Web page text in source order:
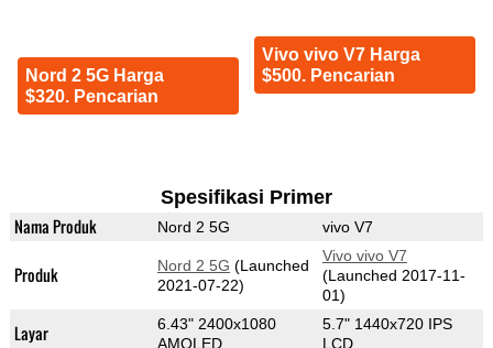
Nord 2 5G Harga
$320. Pencarian
Vivo vivo V7 Harga
$500. Pencarian
Spesifikasi Primer
Nama Produk Nord 2 5G vivo V7
Produk Nord 2 5G (Launched
2021-07-22)
Vivo vivo V7
(Launched 2017-11-
01)
Layar
6.43" 2400x1080
AMOLED
5.7" 1440x720 IPS
LCD